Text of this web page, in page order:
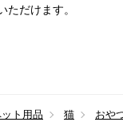
ただけます。
ト用品 猫 おや